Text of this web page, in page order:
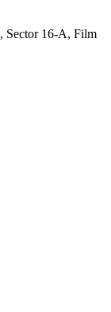
Sector 16-A, Film